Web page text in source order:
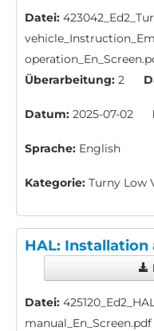
Datei:
Überarbeitung: 2
Datum: 2025-07-02
Sprache: English
Kategorie: Turny Low
HAL: Installation
Datei:
manual_En_Screen.pdf